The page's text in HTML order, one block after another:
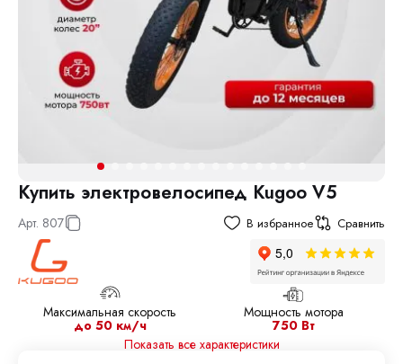
Купить электровелосипед Kugoo V5
Арт. 807 В избранное Сравнить
Максимальная скорость
до 50 км/ч
Мощность мотора
750 Вт
Показать все характеристики